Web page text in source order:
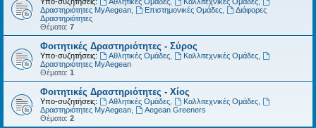
Δραστηριότητες MyAegean
Επιστημονικές Ομάδες,
Διάφορες
Δραστηριότητες
Θέματα: 7
Φοιτητικές Δραστηριότητες - Σύρος
Υπο-συζητήσεις: Αθλητικές Ομάδες, Καλλιτεχνικές Ομάδες,
Δραστηριότητες MyAegean
Θέματα: 1
Φοιτητικές Δραστηριότητες - Χίος
Υπο-συζητήσεις: Αθλητικές Ομάδες, Καλλιτεχνικές Ομάδες,
Δραστηριότητες MyAegean
Aegean Greeners
Θέματα: 2